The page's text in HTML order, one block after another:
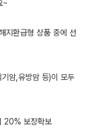
~
지환급형 상품 중에 선
암,유방암 등)이 모두
20% 보장확보